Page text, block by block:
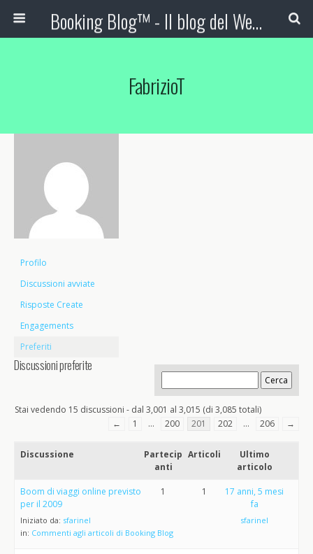
Booking Blog™ - Il blog del Web Marketing Turistico
FabrizioT
Profilo
Discussioni avviate
Risposte Create
Engagements
Preferiti
Discussioni preferite
Stai vedendo 15 discussioni - dal 3,001 al 3,015 (di 3,085 totali)
←
1 … 200 201 202 … 206 →
Discussione
Partecip
anti
Articoli
Ultimo
articolo
Boom di viaggi online previsto
per il 2009
Iniziato da: sfarinel
in: Commenti agli articoli di Booking Blog
1 1
17 anni, 5 mesi
fa
sfarinel